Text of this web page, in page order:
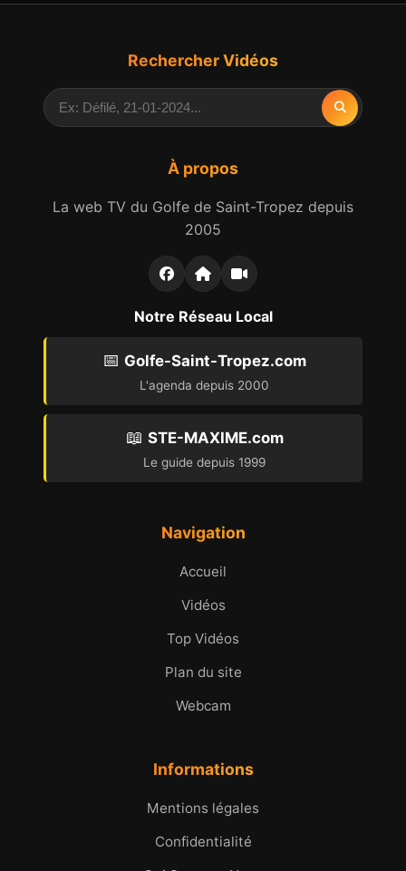
À propos
La web TV du Golfe de Saint-Tropez depuis
2005
Notre Réseau Local
📅 Golfe-Saint-Tropez.com
L'agenda depuis 2000
📖 STE-MAXIME.com
Le guide depuis 1999
Navigation
Accueil
Vidéos
Top Vidéos
Plan du site
Webcam
Informations
Mentions légales
Confidentialité
Rechercher Vidéos